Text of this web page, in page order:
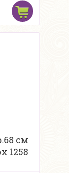
см
1258